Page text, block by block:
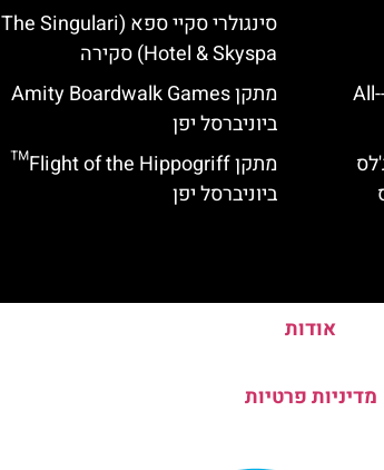
לוס אנג'לס: חווית יוניברסל עם ה-All-
סינגולרי סקיי ספא (The Singulari
Hotel & Skyspa) סקירה
מתקן Amity Boardwalk Games
ביוניברסל יפן
מתקן Flight of the Hippogriff™
ביוניברסל יפן
אודות
מדיניות פרטיות